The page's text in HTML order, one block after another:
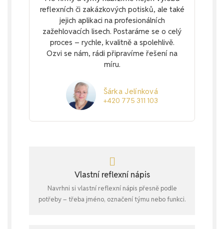
reflexních či zakázkových potisků, ale také
jejich aplikaci na profesionálních
zažehlovacích lisech. Postaráme se o celý
proces – rychle, kvalitně a spolehlivě.
Ozvi se nám, rádi připravíme řešení na
míru.
Šárka Jelínková
+420 775 311 103
Vlastní reflexní nápis
Navrhni si vlastní reflexní nápis přesně podle
potřeby – třeba jméno, označení týmu nebo funkci.